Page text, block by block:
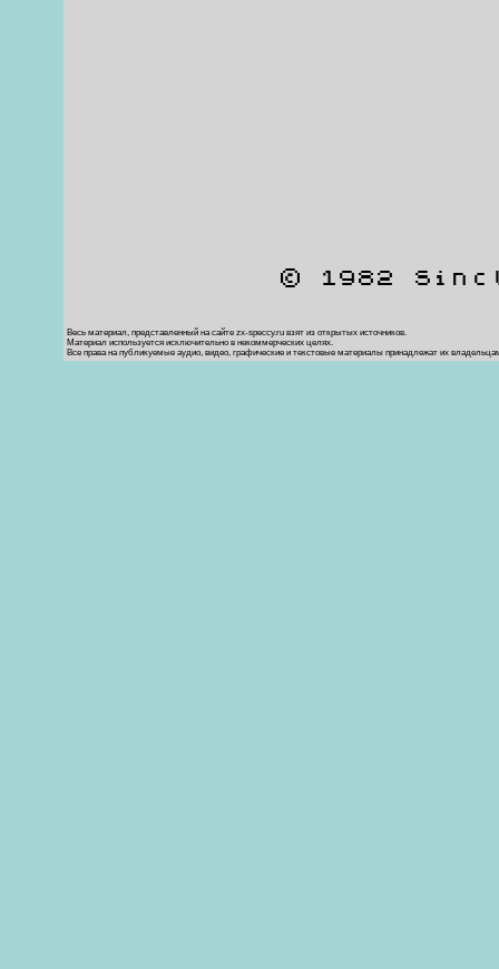
© 1982
Весь материал, представленный на сайте zx-speccy.ru взят из открытых источников.
Материал используется исключительно в некоммерческих целях.
Все права на публикуемые аудио, видео, графические и текстовые материалы принадлежат их